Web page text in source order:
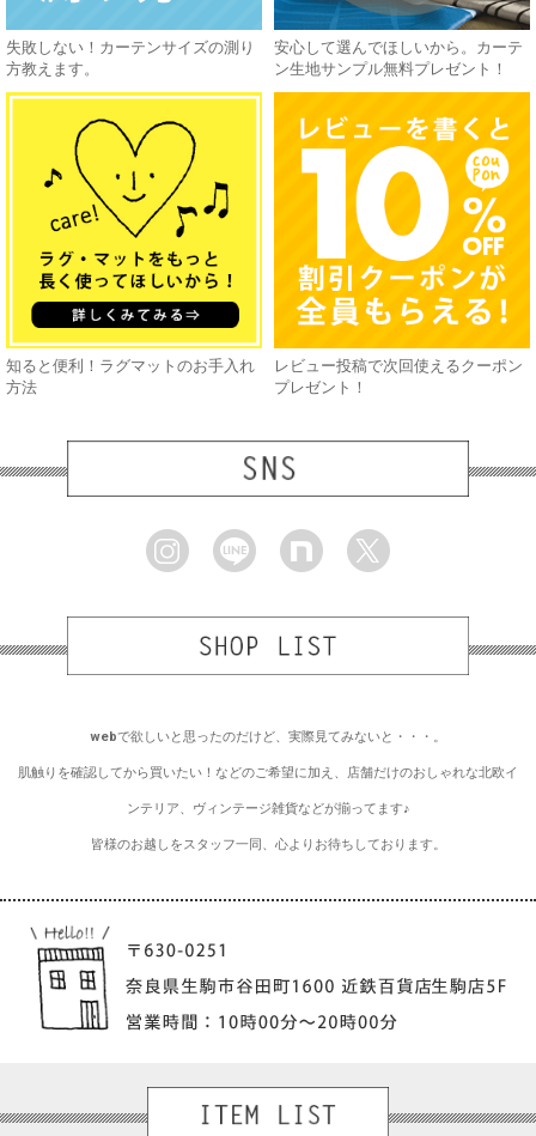
失敗しない！カーテンサイズの測り
方教えます。
安心して選んでほしいから。カーテ
ン生地サンプル無料プレゼント！
知ると便利！ラグマットのお手入れ
方法
レビュー投稿で次回使えるクーポン
プレゼント！
webで欲しいと思ったのだけど、実際見てみないと・・・。
肌触りを確認してから買いたい！などのご希望に加え、店舗だけのおしゃれな北欧イ
ンテリア、ヴィンテージ雑貨などが揃ってます♪
皆様のお越しをスタッフ一同、心よりお待ちしております。